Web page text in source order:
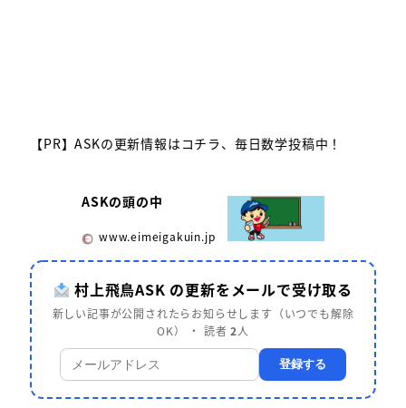
【PR】ASKの更新情報はコチラ、毎日数学投稿中！
ASKの頭の中
www.eimeigakuin.jp
村上飛鳥ASK の更新をメールで受け取る
新しい記事が公開されたらお知らせします（いつでも解除
OK） ・ 読者2人
登録する